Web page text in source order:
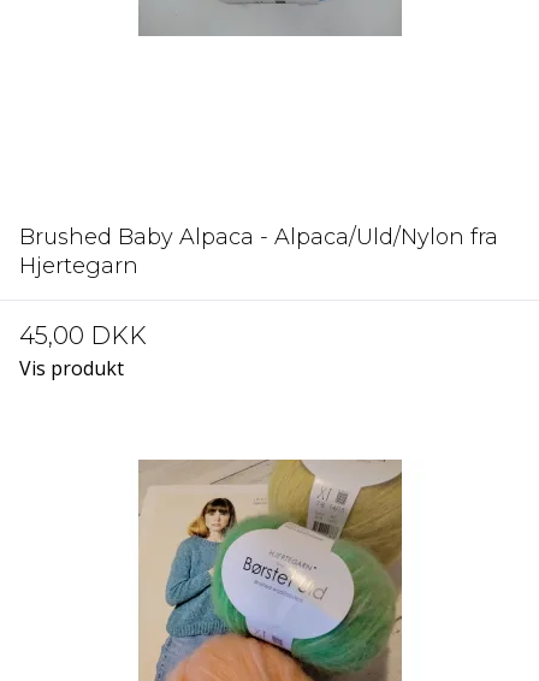
Brushed Baby Alpaca - Alpaca/Uld/Nylon fra
Hjertegarn
45,00 DKK
Vis produkt